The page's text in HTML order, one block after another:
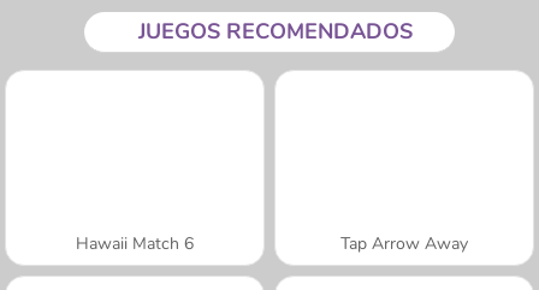
JUEGOS RECOMENDADOS
Hawaii Match 6 Tap Arrow Away